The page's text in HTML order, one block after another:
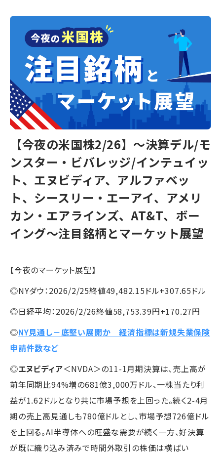
【今夜の米国株2/26】～決算デル/モ
ンスター・ビバレッジ/インテュイッ
ト、エヌビディア、アルファベッ
ト、シースリー・エーアイ、アメリ
カン・エアラインズ、AT&T、ボー
イング～注目銘柄とマーケット展望
【今夜のマーケット展望】
◎NYダウ：2026/2/25終値49,482.15ドル+307.65ドル
◎日経平均：2026/2/26終値58,753.39円+170.27円
◎NY見通し－底堅い展開か 経済指標は新規失業保険
申請件数など
◎エヌビディア＜NVDA＞の11-1月期決算は、売上高が
前年同期比94%増の681億3,000万ドル、一株当たり利
益が1.62ドルとなり共に市場予想を上回った。続く2-4月
期の売上高見通しも780億ドルとし、市場予想726億ドル
を上回る。AI半導体への旺盛な需要が続く一方、好決算
が既に織り込み済みで時間外取引の株価は横ばい